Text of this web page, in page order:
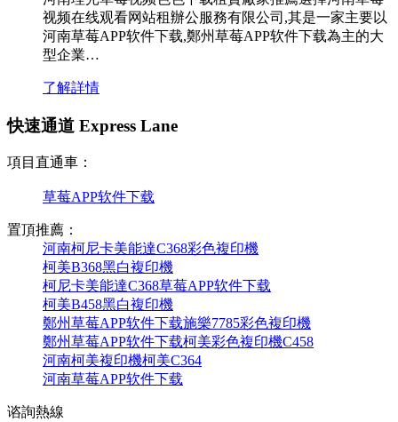
视频在线观看网站租辦公服務有限公司,其是一家主要以
河南草莓APP软件下载,鄭州草莓APP软件下载為主的大
型企業…
了解詳情
快速通道 Express Lane
項目直通車：
草莓APP软件下载
置頂推薦：
河南柯尼卡美能達C368彩色複印機
柯美B368黑白複印機
柯尼卡美能達C368草莓APP软件下载
柯美B458黑白複印機
鄭州草莓APP软件下载施樂7785彩色複印機
鄭州草莓APP软件下载柯美彩色複印機C458
河南柯美複印機柯美C364
河南草莓APP软件下载
谘詢熱線